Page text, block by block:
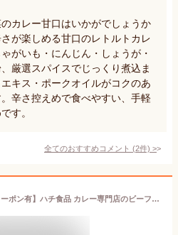
カレー甘口はいかがでしょうか
が楽しめる甘口のレトルトカレ
がいも・にんじん・しょうが・
厳選スパイスでじっくり煮込ま
キス・ポークオイルがコクのあ
辛さ控えめで食べやすい、手軽
す。
全てのおすすめコメント (2件) >
【セール限定 15％OFFクーポン有】ハチ食品 カレー専門店のビーフカレー 甘口 200g 1人前 レトルトカレー カツ ハンバーグ エビフライ 野菜 うどんなど お好みの具やトッピングにあわせやすい カレー 送料無料